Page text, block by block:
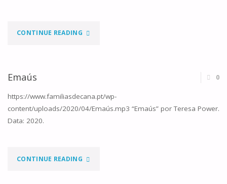
CONTINUE READING"DEIXA-
MIM"
Emaús 0
https://www.familiasdecana.pt/wp-
content/uploads/2020/04/Emaús.mp3 “Emaús” por Teresa Power.
Data: 2020.
CONTINUE READING"EMAÚS"